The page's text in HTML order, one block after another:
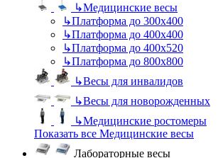
↳Медицинские весы
↳Платформа до 300х400
↳Платформа до 400х400
↳Платформа до 400х520
↳Платформа до 800х800
↳Весы для инвалидов
↳Весы для новорожденных
↳Медицинские ростомеры
Показать все Медицинские весы
Лабораторные весы